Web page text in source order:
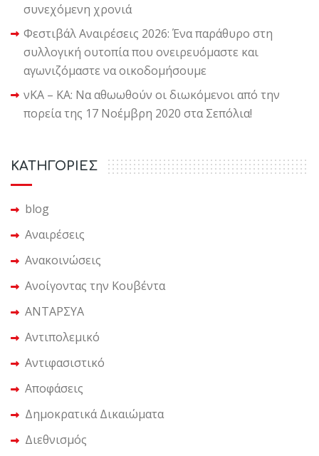
συνεχόμενη χρονιά
Φεστιβάλ Αναιρέσεις 2026: Ένα παράθυρο στη
συλλογική ουτοπία που ονειρευόμαστε και
αγωνιζόμαστε να οικοδομήσουμε
νΚΑ – ΚΑ: Να αθωωθούν οι διωκόμενοι από την
πορεία της 17 Νοέμβρη 2020 στα Σεπόλια!
KΑΤΗΓΟΡΙΕΣ
blog
Αναιρέσεις
Ανακοινώσεις
Ανοίγοντας την Κουβέντα
ΑΝΤΑΡΣΥΑ
Αντιπολεμικό
Αντιφασιστικό
Αποφάσεις
Δημοκρατικά Δικαιώματα
Διεθνισμός